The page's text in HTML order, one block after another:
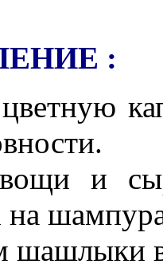
:
и
на
шашлыки